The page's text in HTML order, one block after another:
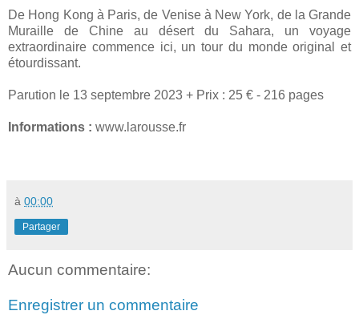
De Hong Kong à Paris, de Venise à New York, de la Grande
Muraille de Chine au désert du Sahara, un voyage
extraordinaire commence ici, un tour du monde original et
étourdissant.
Parution le 13 septembre 2023 + Prix : 25 € - 216 pages
Informations : www.larousse.fr
à 00:00
Partager
Aucun commentaire:
Enregistrer un commentaire